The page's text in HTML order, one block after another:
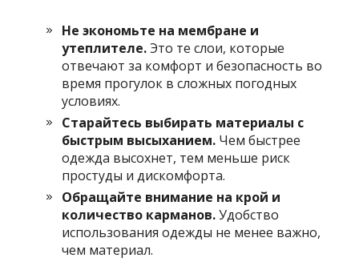
Не экономьте на мембране и
утеплителе.Это те слои, которые
отвечают за комфорт и безопасность во
время прогулок в сложных погодных
условиях.
Старайтесь выбирать материалы с
быстрым высыханием. Чем быстрее
одежда высохнет, тем меньше риск
простуды и дискомфорта.
Обращайте внимание на крой и
количество карманов.Удобство
использования одежды не менее важно,
чем материал.